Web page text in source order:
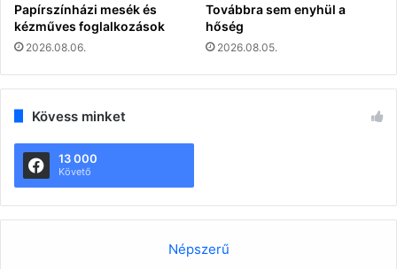
Papírszínházi mesék és
kézműves foglalkozások
2026.08.06.
Továbbra sem enyhül a
hőség
2026.08.05.
Kövess minket
13 000
Követő
Népszerű